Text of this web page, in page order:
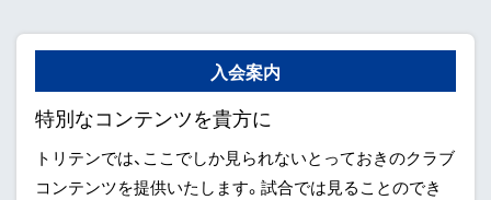
入会案内
特別なコンテンツを貴方に
トリテンでは、ここでしか見られないとっておきのクラブ
コンテンツを提供いたします。試合では見ることのでき